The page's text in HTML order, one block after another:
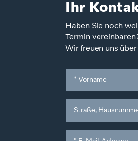
Ihr
Haben Sie noch
Termin
Wir freuen uns